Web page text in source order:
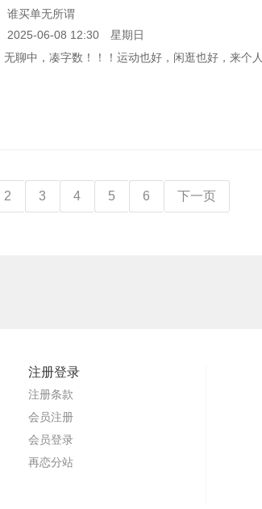
谁买单无所谓
2025-06-08 12:30 星期日
无聊中，凑字数！！！运动也好，闲逛也好，来个人
2 3 4 5 6 下一页
注册登录
注册条款
会员注册
会员登录
再恋分站